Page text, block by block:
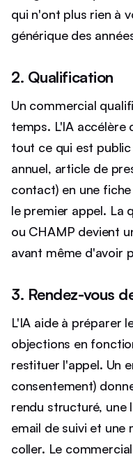
qui n'ont plus rien à
générique des
2. Qualification
Un commercial
temps. L'IA
tout ce qui est
annuel, article de
contact) en une
le premier appel. La
ou CHAMP devient
avant même d'avoir
3. Rendez-vous
L'IA aide à préparer
objections en
restituer l'appel. Un
consentement)
rendu structuré, une
email de suivi et une
coller. Le